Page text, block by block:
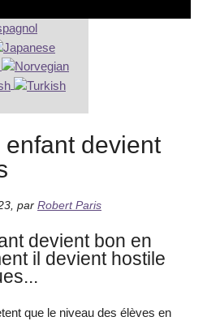
devient
par Robert Paris
devient bon en
il devient hostile
que le niveau des élèves en